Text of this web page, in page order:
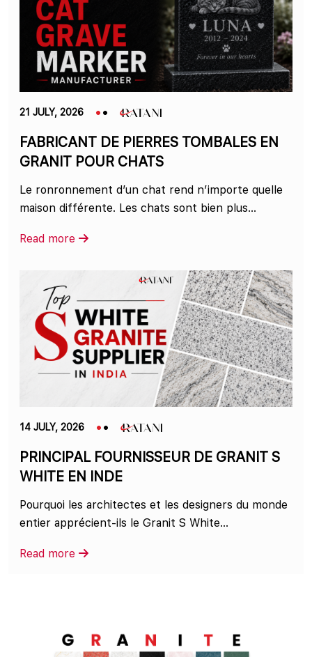
21 JULY, 2026
FABRICANT DE PIERRES TOMBALES EN
GRANIT POUR CHATS
Le ronronnement d’un chat rend n’importe quelle
maison différente. Les chats sont bien plus...
Read more
14 JULY, 2026
PRINCIPAL FOURNISSEUR DE GRANIT S
WHITE EN INDE
Pourquoi les architectes et les designers du monde
entier apprécient-ils le Granit S White...
Read more